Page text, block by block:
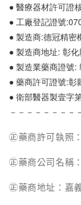
● 醫療器材許可證
● 工廠登記證號
● 製造商:德冠精密
● 製造商地址: 彰
● 製造業藥商證號
● 藥商許可證號:
● 衛部醫器製壹字
－－－－－－－－
㊣藥商許可執照
㊣藥商公司名稱
㊣藥商地址：嘉